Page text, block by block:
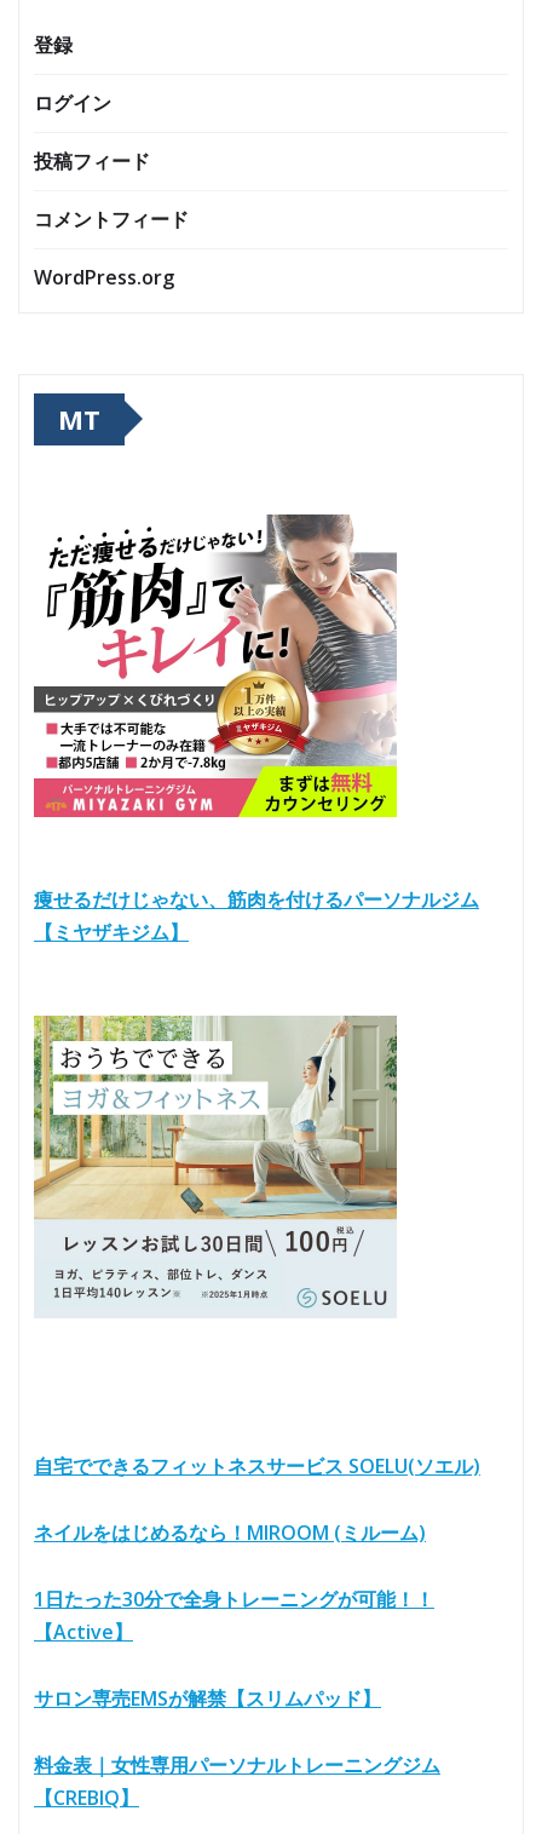
登録
ログイン
投稿フィード
コメントフィード
WordPress.org
MT
痩せるだけじゃない、筋肉を付けるパーソナルジム
【ミヤザキジム】
自宅でできるフィットネスサービス SOELU(ソエル)
ネイルをはじめるなら！MIROOM (ミルーム)
1日たった30分で全身トレーニングが可能！！
【Active】
サロン専売EMSが解禁【スリムパッド】
料金表｜女性専用パーソナルトレーニングジム
【CREBIQ】